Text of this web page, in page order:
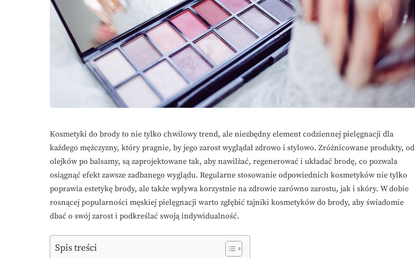
Kosmetyki do brody to nie tylko chwilowy trend, ale niezbędny element codziennej pielęgnacji dla
każdego mężczyzny, który pragnie, by jego zarost wyglądał zdrowo i stylowo. Zróżnicowane produkty, od
olejków po balsamy, są zaprojektowane tak, aby nawilżać, regenerować i układać brodę, co pozwala
osiągnąć efekt zawsze zadbanego wyglądu. Regularne stosowanie odpowiednich kosmetyków nie tylko
poprawia estetykę brody, ale także wpływa korzystnie na zdrowie zarówno zarostu, jak i skóry. W dobie
rosnącej popularności męskiej pielęgnacji warto zgłębić tajniki kosmetyków do brody, aby świadomie
dbać o swój zarost i podkreślać swoją indywidualność.
Spis treści